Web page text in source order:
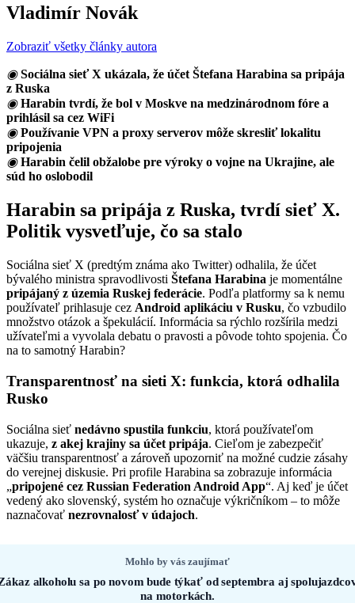
Vladimír Novák
Zobraziť všetky články autora
◉ Sociálna sieť X ukázala, že účet Štefana Harabina sa pripája
z Ruska
◉ Harabin tvrdí, že bol v Moskve na medzinárodnom fóre a
prihlásil sa cez WiFi
◉ Používanie VPN a proxy serverov môže skresliť lokalitu
pripojenia
◉ Harabin čelil obžalobe pre výroky o vojne na Ukrajine, ale
súd ho oslobodil
Harabin sa pripája z Ruska, tvrdí sieť X.
Politik vysvetľuje, čo sa stalo
Sociálna sieť X (predtým známa ako Twitter) odhalila, že účet
bývalého ministra spravodlivosti Štefana Harabina je momentálne
pripájaný z územia Ruskej federácie. Podľa platformy sa k nemu
používateľ prihlasuje cez Android aplikáciu v Rusku, čo vzbudilo
množstvo otázok a špekulácií. Informácia sa rýchlo rozšírila medzi
užívateľmi a vyvolala debatu o pravosti a pôvode tohto spojenia. Čo
na to samotný Harabin?
Transparentnosť na sieti X: funkcia, ktorá odhalila
Rusko
Sociálna sieť nedávno spustila funkciu, ktorá používateľom
ukazuje, z akej krajiny sa účet pripája. Cieľom je zabezpečiť
väčšiu transparentnosť a zároveň upozorniť na možné cudzie zásahy
do verejnej diskusie. Pri profile Harabina sa zobrazuje informácia
„pripojené cez Russian Federation Android App“. Aj keď je účet
vedený ako slovenský, systém ho označuje výkričníkom – to môže
naznačovať nezrovnalosť v údajoch.
Mohlo by vás zaujímať
alkoholu sa po novom bude týkať od septembra aj
na motorkách.